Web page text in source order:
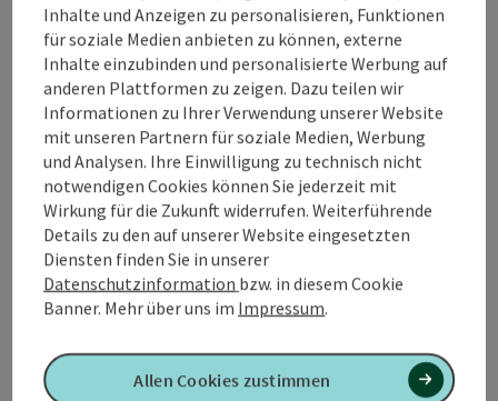
Kontakt
Öffnungszeiten
Ausstattung
Preise
Anreise/Lage
Inhalte und Anzeigen zu personalisieren, Funktionen
für soziale Medien anbieten zu können, externe
Inhalte einzubinden und personalisierte Werbung auf
anderen Plattformen zu zeigen. Dazu teilen wir
Informationen zu Ihrer Verwendung unserer Website
mit unseren Partnern für soziale Medien, Werbung
und Analysen. Ihre Einwilligung zu technisch nicht
notwendigen Cookies können Sie jederzeit mit
Wirkung für die Zukunft widerrufen. Weiterführende
Details zu den auf unserer Website eingesetzten
Diensten finden Sie in unserer
Datenschutzinformation bzw. in diesem Cookie
Banner. Mehr über uns im Impressum.
Allen Cookies zustimmen